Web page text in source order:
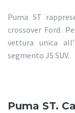
Puma ST
crossover Ford.
vettura unica
segmento JS SUV.
Puma ST.